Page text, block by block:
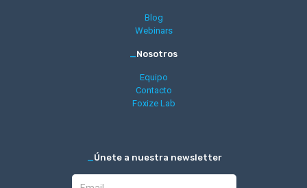
Blog
Webinars
Nosotros
Equipo
Contacto
Foxize Lab
Únete a nuestra newsletter